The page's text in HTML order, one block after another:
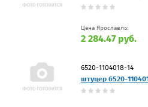
Цена Ярославль:
2 284.47 руб.
6520-1104018-14
штуцер 6520-